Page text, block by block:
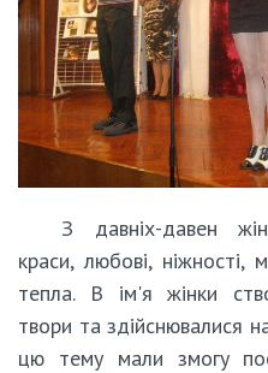
З давніх-давен
краси, любові, ніжності,
тепла. В ім'я жінки
твори та здійснювалися
цю тему мали змогу